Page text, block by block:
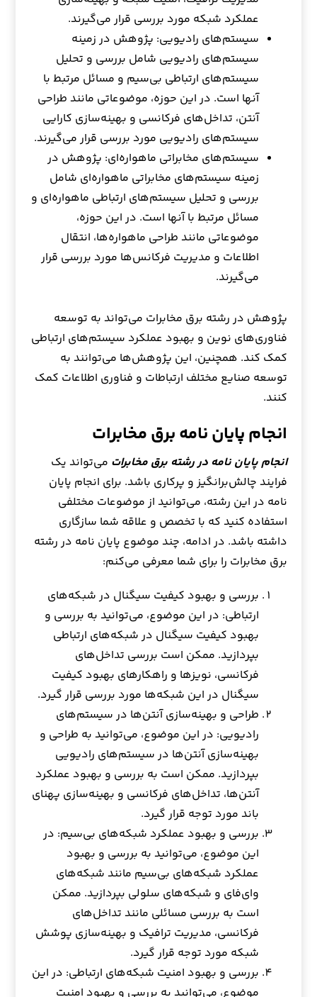
عملکرد شبکه مورد بررسی قرار می‌گیرند.
سیستم‌های رادیویی: پژوهش در زمینه
سیستم‌های رادیویی شامل بررسی و تحلیل
سیستم‌های ارتباطی بی‌سیم و مسائل مرتبط با
آنها است. در این حوزه، موضوعاتی مانند طراحی
آنتن، تداخل‌های فرکانسی و بهینه‌سازی کارایی
سیستم‌های رادیویی مورد بررسی قرار می‌گیرند.
سیستم‌های مخابراتی ماهواره‌ای: پژوهش در
زمینه سیستم‌های مخابراتی ماهواره‌ای شامل
بررسی و تحلیل سیستم‌های ارتباطی ماهواره‌ای و
مسائل مرتبط با آنها است. در این حوزه،
موضوعاتی مانند طراحی ماهواره‌ها، انتقال
اطلاعات و مدیریت فرکانس‌ها مورد بررسی قرار
می‌گیرند.
پژوهش در رشته برق مخابرات می‌تواند به توسعه
فناوری‌های نوین و بهبود عملکرد سیستم‌های ارتباطی
کمک کند. همچنین، این پژوهش‌ها می‌توانند به
توسعه صنایع مختلف ارتباطات و فناوری اطلاعات کمک
کنند.
انجام پایان نامه برق مخابرات
انجام پایان نامه در رشته برق مخابرات می‌تواند یک
فرایند چالش‌برانگیز و پرکاری باشد. برای انجام پایان
نامه در این رشته، می‌توانید از موضوعات مختلفی
استفاده کنید که با تخصص و علاقه شما سازگاری
داشته باشد. در ادامه، چند موضوع پایان نامه در رشته
برق مخابرات را برای شما معرفی می‌کنم:
بررسی و بهبود کیفیت سیگنال در شبکه‌های
ارتباطی: در این موضوع، می‌توانید به بررسی و
بهبود کیفیت سیگنال در شبکه‌های ارتباطی
بپردازید. ممکن است بررسی تداخل‌های
فرکانسی، نویزها و راهکارهای بهبود کیفیت
سیگنال در این شبکه‌ها مورد بررسی قرار گیرد.
طراحی و بهینه‌سازی آنتن‌ها در سیستم‌های
رادیویی: در این موضوع، می‌توانید به طراحی و
بهینه‌سازی آنتن‌ها در سیستم‌های رادیویی
بپردازید. ممکن است به بررسی و بهبود عملکرد
آنتن‌ها، تداخل‌های فرکانسی و بهینه‌سازی پهنای
باند مورد توجه قرار گیرد.
بررسی و بهبود عملکرد شبکه‌های بی‌سیم: در
این موضوع، می‌توانید به بررسی و بهبود
عملکرد شبکه‌های بی‌سیم مانند شبکه‌های
وای‌فای و شبکه‌های سلولی بپردازید. ممکن
است به بررسی مسائلی مانند تداخل‌های
فرکانسی، مدیریت ترافیک و بهینه‌سازی پوشش
شبکه مورد توجه قرار گیرد.
بررسی و بهبود امنیت شبکه‌های ارتباطی: در این
موضوع، می‌توانید به بررسی و بهبود امنیت